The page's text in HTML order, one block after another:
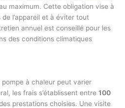
maximum. Cette obligation vise à
l’appareil et à éviter tout
annuel est conseillé pour les
des conditions climatiques
pompe à chaleur peut varier
les frais s’établissent entre 100
prestations choisies. Une visite